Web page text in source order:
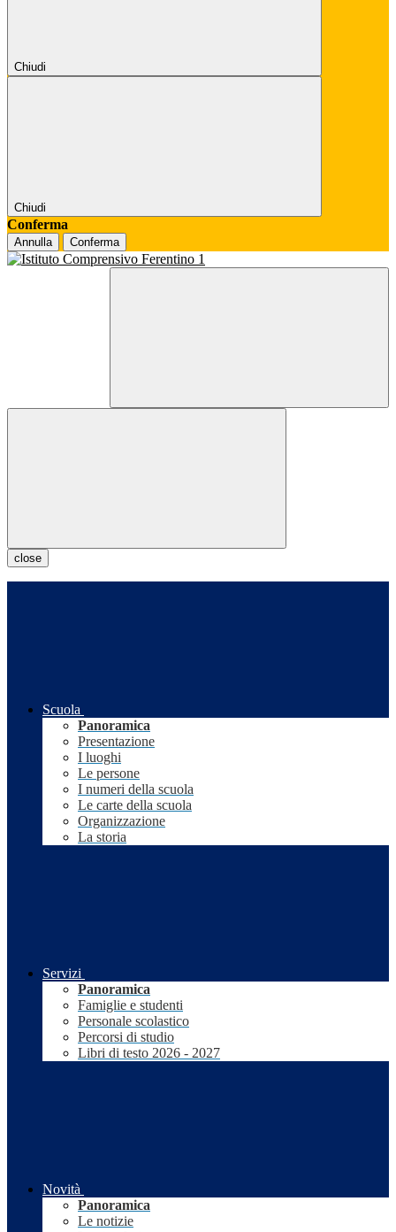
Chiudi
Chiudi
Conferma
Annulla Conferma
close
Scuola
Panoramica
Presentazione
I luoghi
Le persone
I numeri della scuola
Le carte della scuola
Organizzazione
La storia
Servizi
Panoramica
Famiglie e studenti
Personale scolastico
Percorsi di studio
Libri di testo 2026 - 2027
Novità
Panoramica
Le notizie